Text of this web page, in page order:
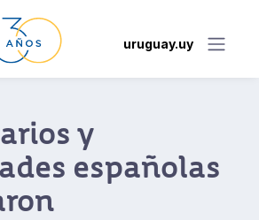
uruguay.uy
reafirmó en
su
como